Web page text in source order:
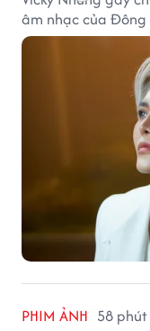
âm nhạc của
PHIM ẢNH 58